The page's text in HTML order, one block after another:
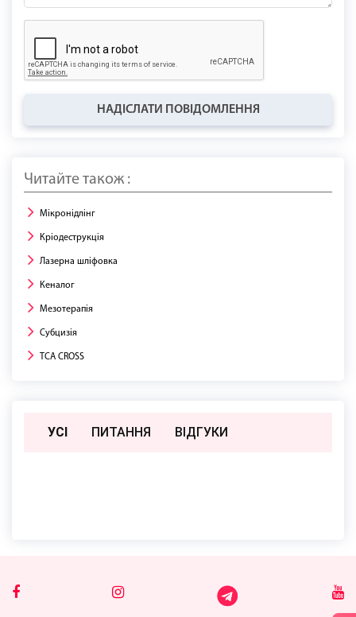
НАДІСЛАТИ ПОВІДОМЛЕННЯ
Читайте також :
Мікронідлінг
Кріодеструкція
Лазерна шліфовка
Кеналог
Мезотерапія
Субцизія
TCA CROSS
УСІ ПИТАННЯ ВIДГУКИ